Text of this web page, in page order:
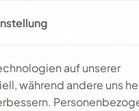
Leistungen
auf unserer
während andere uns